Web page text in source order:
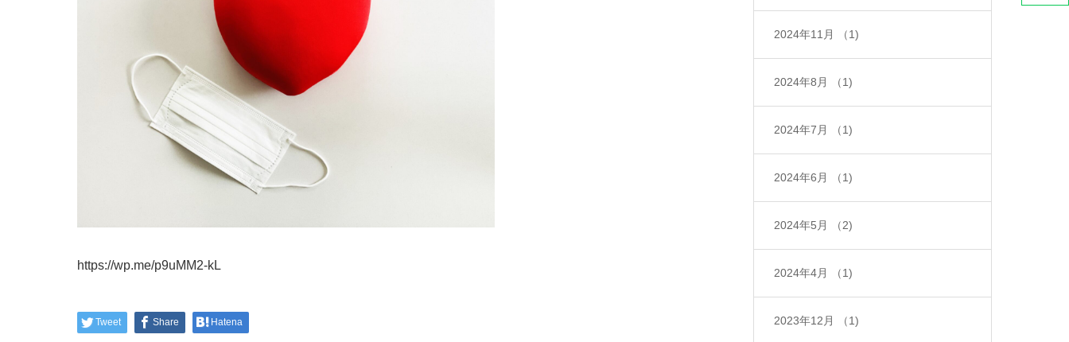
https://wp.me/p9uMM2-kL
Tweet Share Hatena
2024年11月 （1)
2024年8月 （1)
2024年7月 （1)
2024年6月 （1)
2024年5月 （2)
2024年4月 （1)
2023年12月 （1)